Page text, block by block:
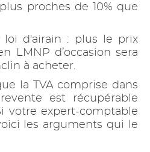
proches de 10% que
loi d'airain : plus le prix
LMNP d’occasion sera
à acheter.
la TVA comprise dans
est récupérable
votre expert-comptable
les arguments qui le